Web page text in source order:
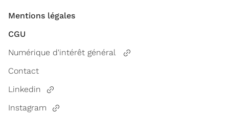
Mentions légales
CGU
Numérique d'intérêt général
Contact
Linkedin
Instagram